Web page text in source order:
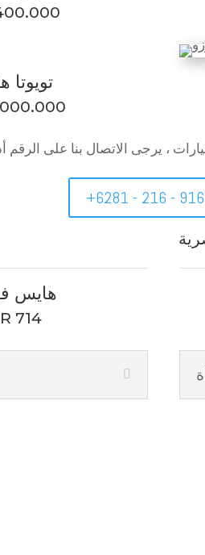
تويوتا
، يرجى الاتصال بنا على الرقم
+6281 - 216 -
هايس
714